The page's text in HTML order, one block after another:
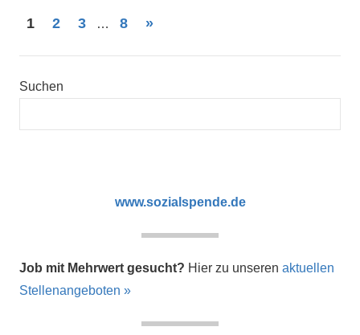
Beitragsnavigation
1 2 3 … 8
Nächste
»
Suchen
www.sozialspende.de
Job mit Mehrwert gesucht? Hier zu unseren aktuellen
Stellenangeboten »